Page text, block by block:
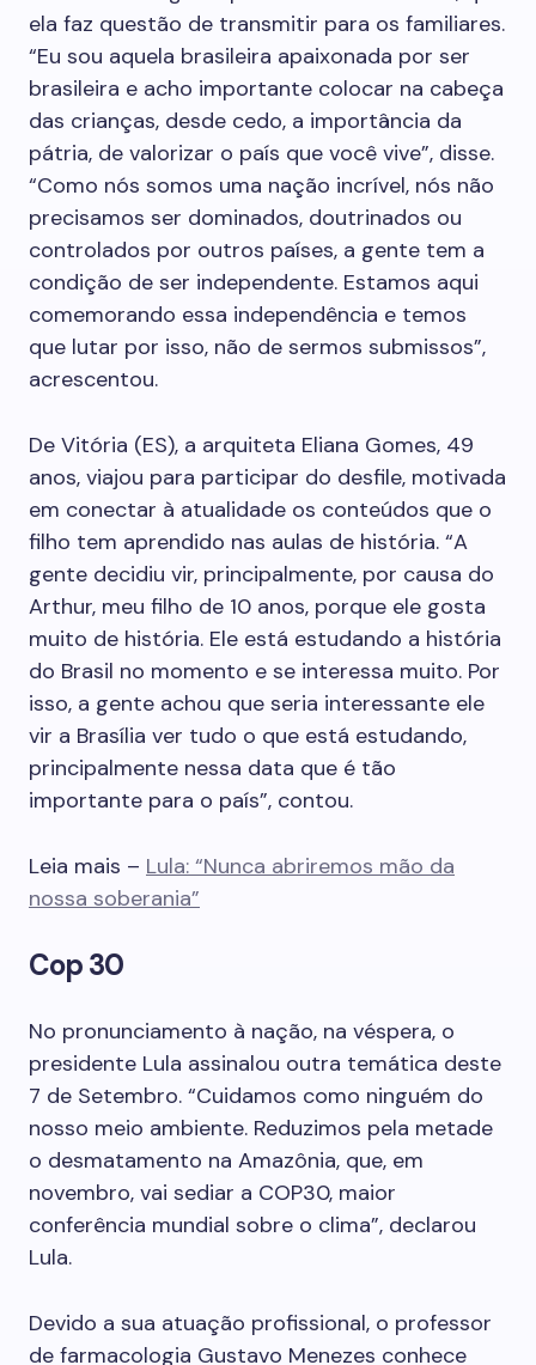
ela faz questão de transmitir para os familiares.
“Eu sou aquela brasileira apaixonada por ser
brasileira e acho importante colocar na cabeça
das crianças, desde cedo, a importância da
pátria, de valorizar o país que você vive”, disse.
“Como nós somos uma nação incrível, nós não
precisamos ser dominados, doutrinados ou
controlados por outros países, a gente tem a
condição de ser independente. Estamos aqui
comemorando essa independência e temos
que lutar por isso, não de sermos submissos”,
acrescentou.
De Vitória (ES), a arquiteta Eliana Gomes, 49
anos, viajou para participar do desfile, motivada
em conectar à atualidade os conteúdos que o
filho tem aprendido nas aulas de história. “A
gente decidiu vir, principalmente, por causa do
Arthur, meu filho de 10 anos, porque ele gosta
muito de história. Ele está estudando a história
do Brasil no momento e se interessa muito. Por
isso, a gente achou que seria interessante ele
vir a Brasília ver tudo o que está estudando,
principalmente nessa data que é tão
importante para o país”, contou.
Leia mais – Lula: “Nunca abriremos mão da
nossa soberania”
Cop 30
No pronunciamento à nação, na véspera, o
presidente Lula assinalou outra temática deste
7 de Setembro. “Cuidamos como ninguém do
nosso meio ambiente. Reduzimos pela metade
o desmatamento na Amazônia, que, em
novembro, vai sediar a COP30, maior
conferência mundial sobre o clima”, declarou
Lula.
Devido a sua atuação profissional, o professor
de farmacologia Gustavo Menezes conhece